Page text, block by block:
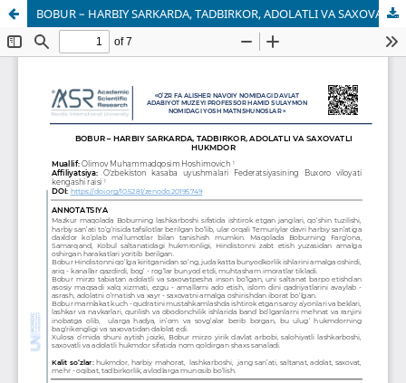
BOBUR – HARBIY SARKARDA, TADBIRKOR, ADOLATLI VA SAXOVATLI HUKMDOR